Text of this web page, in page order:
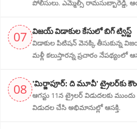
పోలీసులు. ఎమ్మెల్సీ రామసుబ్బారెడ్డి,
07 విజ‌య్ విడాకుల కేసులో బిగ్ ట్విస్ట్‌
విడాకుల‌ పిటిషన్ వెన‌క్కి తీసుకున్న
మళ్లీ కలుస్తారన్న ప్రచారం
08 'మిర్జాపూర్: ది మూవీ' ట్రైలర్‌కు
ఆగస్టు 11న ట్రైలర్ విడుదలకు
విడుదల చేసి అభిమానుల్లో ఆసక్తి.